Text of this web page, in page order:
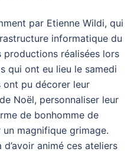
par Etienne Wildi, qui
informatique du
réalisées lors
qui ont eu lieu le samedi
ont pu décorer leur
Noël, personnaliser leur
de bonhomme de
magnifique grimage.
animé ces ateliers